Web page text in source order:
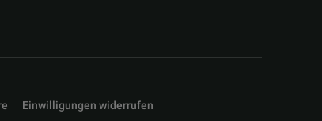
Einwilligungen widerrufen